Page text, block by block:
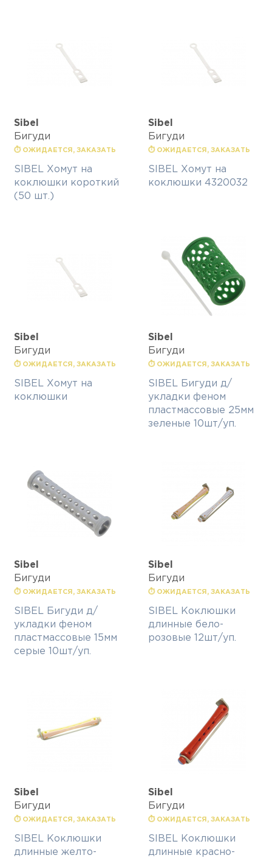
Sibel
Бигуди
⏱ ОЖИДАЕТСЯ, ЗАКАЗАТЬ
SIBEL Хомут на
коклюшки короткий
(50 шт.)
Sibel
Бигуди
⏱ ОЖИДАЕТСЯ, ЗАКАЗАТЬ
SIBEL Хомут на
коклюшки 4320032
Sibel
Бигуди
⏱ ОЖИДАЕТСЯ, ЗАКАЗАТЬ
SIBEL Хомут на
коклюшки
Sibel
Бигуди
⏱ ОЖИДАЕТСЯ, ЗАКАЗАТЬ
SIBEL Бигуди д/
укладки феном
пластмассовые 25мм
зеленые 10шт/уп.
Sibel
Бигуди
⏱ ОЖИДАЕТСЯ, ЗАКАЗАТЬ
SIBEL Бигуди д/
укладки феном
пластмассовые 15мм
серые 10шт/уп.
Sibel
Бигуди
⏱ ОЖИДАЕТСЯ, ЗАКАЗАТЬ
SIBEL Коклюшки
длинные бело-
розовые 12шт/уп.
Sibel
Бигуди
⏱ ОЖИДАЕТСЯ, ЗАКАЗАТЬ
SIBEL Коклюшки
длинные желто-
Sibel
Бигуди
⏱ ОЖИДАЕТСЯ, ЗАКАЗАТЬ
SIBEL Коклюшки
длинные красно-